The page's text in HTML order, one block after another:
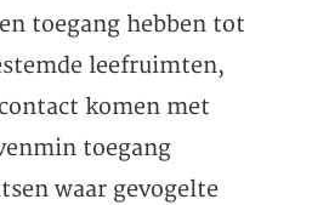
toegang hebben tot
leefruimten,
komen met
toegang
waar gevogelte